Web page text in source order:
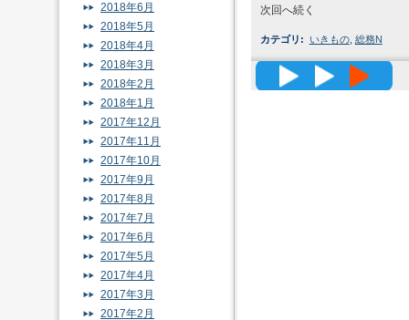
次回へ続く
カテゴリ : いきもの, 総務N
高精度メ
2018年6月
2018年5月
2018年4月
2018年3月
2018年2月
2018年1月
2017年12月
2017年11月
2017年10月
2017年9月
2017年8月
2017年7月
2017年6月
2017年5月
2017年4月
2017年3月
2017年2月